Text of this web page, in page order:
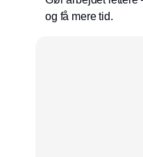
og få mere tid.